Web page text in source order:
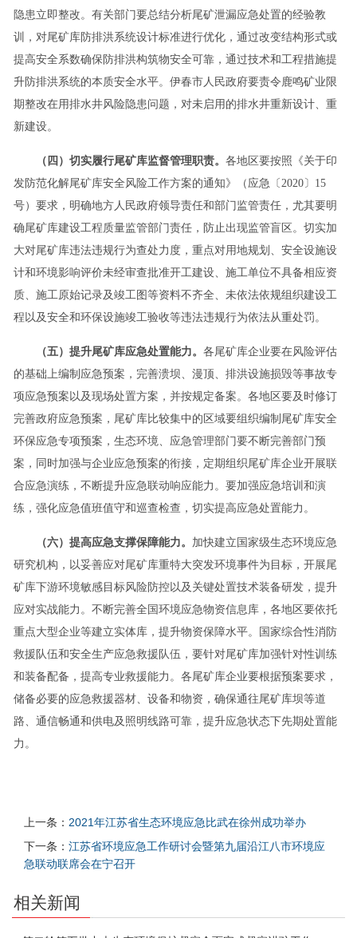
隐患立即整改。有关部门要总结分析尾矿泄漏应急处置的经验教
训，对尾矿库防排洪系统设计标准进行优化，通过改变结构形式或
提高安全系数确保防排洪构筑物安全可靠，通过技术和工程措施提
升防排洪系统的本质安全水平。伊春市人民政府要责令鹿鸣矿业限
期整改在用排水井风险隐患问题，对未启用的排水井重新设计、重
新建设。
（四）切实履行尾矿库监督管理职责。 各地区要按照《关于印
发防范化解尾矿库安全风险工作方案的通知》（应急〔2020〕15
号）要求，明确地方人民政府领导责任和部门监管责任，尤其要明
确尾矿库建设工程质量监管部门责任，防止出现监管盲区。切实加
大对尾矿库违法违规行为查处力度，重点对用地规划、安全设施设
计和环境影响评价未经审查批准开工建设、施工单位不具备相应资
质、施工原始记录及竣工图等资料不齐全、未依法依规组织建设工
程以及安全和环保设施竣工验收等违法违规行为依法从重处罚。
（五）提升尾矿库应急处置能力。 各尾矿库企业要在风险评估
的基础上编制应急预案，完善溃坝、漫顶、排洪设施损毁等事故专
项应急预案以及现场处置方案，并按规定备案。各地区要及时修订
完善政府应急预案，尾矿库比较集中的区域要组织编制尾矿库安全
环保应急专项预案，生态环境、应急管理部门要不断完善部门预
案，同时加强与企业应急预案的衔接，定期组织尾矿库企业开展联
合应急演练，不断提升应急联动响应能力。要加强应急培训和演
练，强化应急值班值守和巡查检查，切实提高应急处置能力。
（六）提高应急支撑保障能力。 加快建立国家级生态环境应急
研究机构，以妥善应对尾矿库重特大突发环境事件为目标，开展尾
矿库下游环境敏感目标风险防控以及关键处置技术装备研发，提升
应对实战能力。不断完善全国环境应急物资信息库，各地区要依托
重点大型企业等建立实体库，提升物资保障水平。国家综合性消防
救援队伍和安全生产应急救援队伍，要针对尾矿库加强针对性训练
和装备配备，提高专业救援能力。各尾矿库企业要根据预案要求，
储备必要的应急救援器材、设备和物资，确保通往尾矿库坝等道
路、通信畅通和供电及照明线路可靠，提升应急状态下先期处置能
力。
上一条： 2021年江苏省生态环境应急比武在徐州成功举办
下一条： 江苏省环境应急工作研讨会暨第九届沿江八市环境应
急联动联席会在宁召开
相关新闻